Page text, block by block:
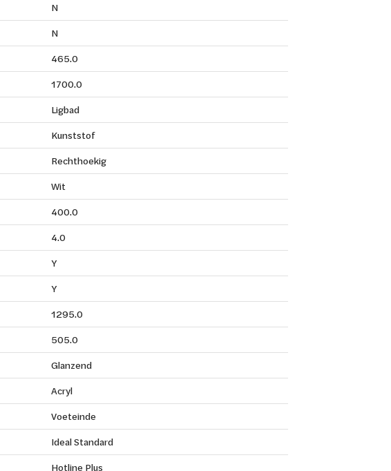
N
N
465.0
1700.0
Ligbad
Kunststof
Rechthoekig
Wit
400.0
4.0
Y
Y
1295.0
505.0
Glanzend
Acryl
Voeteinde
Ideal Standard
Hotline Plus